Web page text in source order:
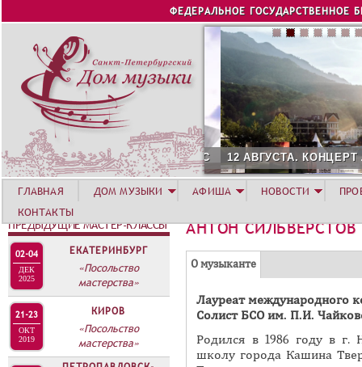
Jump to navigation
ФЕДЕРАЛЬНОЕ ГОСУДАРСТВЕННОЕ
12 АВГУСТА. КОНЦЕРТ
АНТОН СИЛЬВЕРСТОВ
Г
О музыканте(
а
к
т
и
в
Лауреат международного
Солист БСО им. П.И.
Родился в 1986 году в г.
школу города Кашина
ГЛАВНАЯ ДОМ МУЗЫКИ АФИША НОВОСТИ
КОНТАКТЫ
ПРЕДЫДУЩИЕ МАСТЕР-КЛАССЫ
02-04
ДЕК
2025
ЕКАТЕРИНБУРГ
«Посольство
мастерства»
21-23
ОКТ
2019
КИРОВ
«Посольство
мастерства»